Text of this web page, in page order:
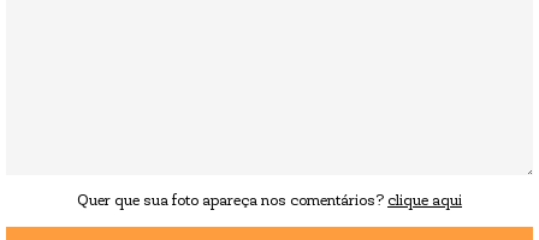
Quer que sua foto apareça nos comentários? clique aqui